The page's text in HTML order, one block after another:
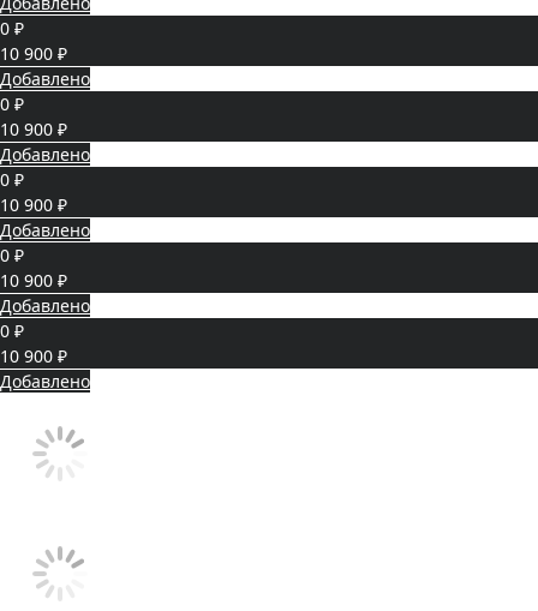
0 ₽
10 900 ₽
Добавлено
0 ₽
10 900 ₽
Добавлено
0 ₽
10 900 ₽
Добавлено
0 ₽
10 900 ₽
Добавлено
0 ₽
10 900 ₽
Добавлено